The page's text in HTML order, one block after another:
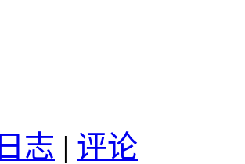
日志 | 评论